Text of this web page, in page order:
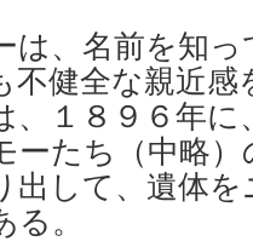
は、名前を知
不健全な親近
、１８９６年に
ーたち（中略
出して、遺体
。